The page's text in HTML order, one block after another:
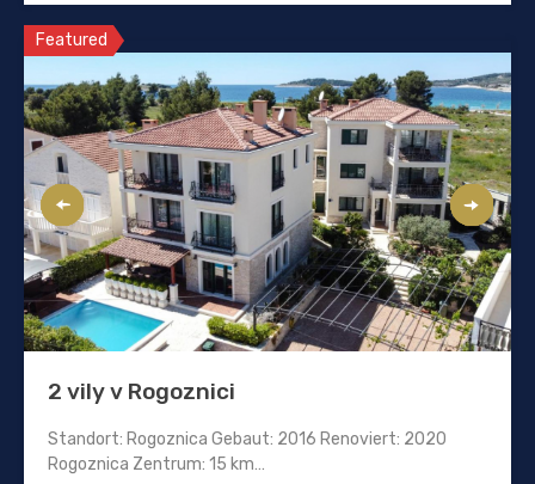
Featured
2 vily v Rogoznici
Standort: Rogoznica Gebaut: 2016 Renoviert: 2020
Rogoznica Zentrum: 15 km…